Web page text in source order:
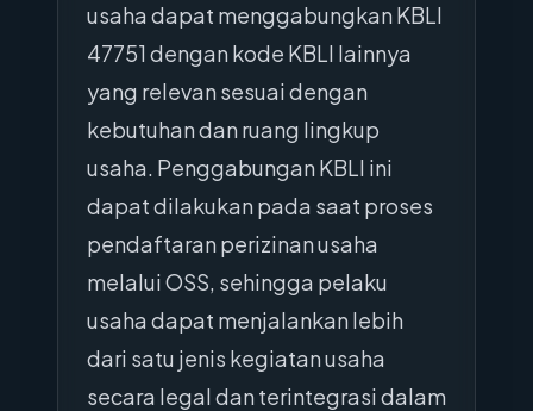
usaha dapat menggabungkan KBLI
47751 dengan kode KBLI lainnya
yang relevan sesuai dengan
kebutuhan dan ruang lingkup
usaha. Penggabungan KBLI ini
dapat dilakukan pada saat proses
pendaftaran perizinan usaha
melalui OSS, sehingga pelaku
usaha dapat menjalankan lebih
dari satu jenis kegiatan usaha
secara legal dan terintegrasi dalam